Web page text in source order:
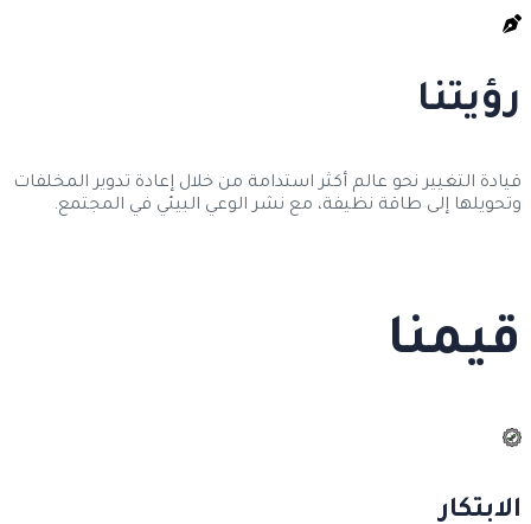
رؤيتنا
قيادة التغيير نحو عالم أكثر استدامة من خلال إعادة تدوير المخلفات
وتحويلها إلى طاقة نظيفة، مع نشر الوعي البيئي في المجتمع.
قيمنا
الابتكار